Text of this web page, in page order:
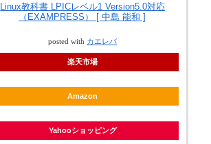
Linux教科書 LPICレベル1 Version5.0対応
（EXAMPRESS） [ 中島 能和 ]
posted with カエレバ
楽天市場
Amazon
Yahooショッピング